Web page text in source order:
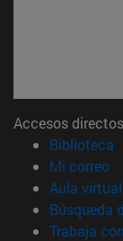
Accesos directos
Biblioteca
Mi correo
Aula
Búsqueda
Trabaja